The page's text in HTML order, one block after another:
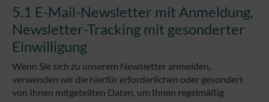
5.1 E-Mail-Newsletter mit Anmeldung,
Newsletter-Tracking mit gesonderter
Einwilligung
Wenn Sie sich zu unserem Newsletter anmelden,
verwenden wir die hierfür erforderlichen oder gesondert
von Ihnen mitgeteilten Daten, um Ihnen regelmäßig